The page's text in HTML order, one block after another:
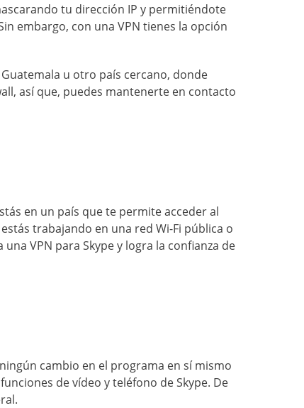
tu dirección IP y permitiéndote
embargo, con una VPN tienes la opción
Guatemala u otro país cercano, donde
así que, puedes mantenerte en contacto
en un país que te permite acceder al
trabajando en una red Wi-Fi pública o
VPN para Skype y logra la confianza de
cambio en el programa en sí mismo
de vídeo y teléfono de Skype. De